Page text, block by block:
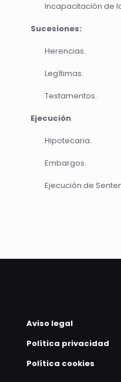
Incapacitación de
Sucesiones:
Herencias.
Legítimas.
Testamentos.
Ejecución
Hipotecaria.
Embargos.
Ejecución de
Aviso legal
Política privacidad
Política cookies